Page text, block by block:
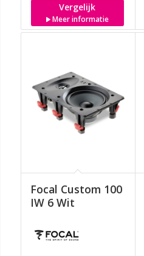
Vergelijk
Meer informatie
Focal Custom 100
IW 6 Wit